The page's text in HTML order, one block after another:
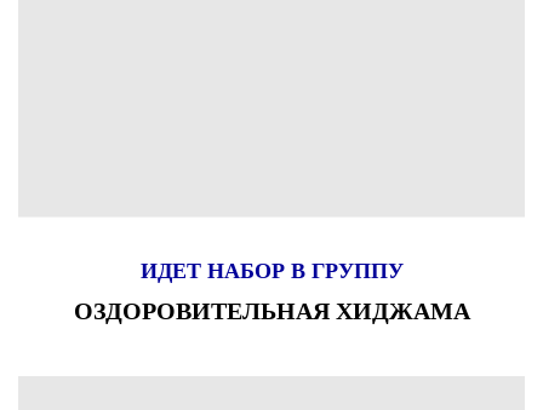
ИДЕТ НАБОР В ГРУППУ
ОЗДОРОВИТЕЛЬНАЯ ХИДЖАМА